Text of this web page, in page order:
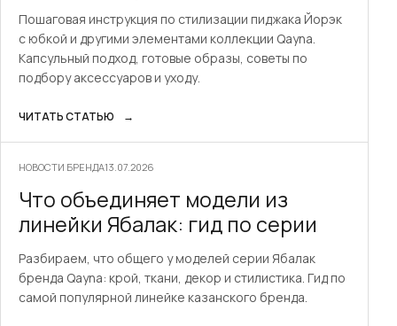
Пошаговая инструкция по стилизации пиджака Йорэк
с юбкой и другими элементами коллекции Qayna.
Капсульный подход, готовые образы, советы по
подбору аксессуаров и уходу.
ЧИТАТЬ СТАТЬЮ →
НОВОСТИ БРЕНДА13.07.2026
Что объединяет модели из
линейки Ябалак: гид по серии
Разбираем, что общего у моделей серии Ябалак
бренда Qayna: крой, ткани, декор и стилистика. Гид по
самой популярной линейке казанского бренда.